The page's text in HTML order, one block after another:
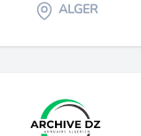
ALGER